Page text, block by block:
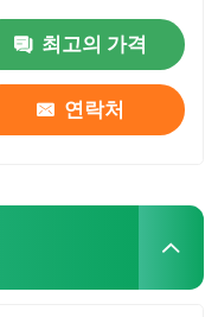
최고의 가격
연락처